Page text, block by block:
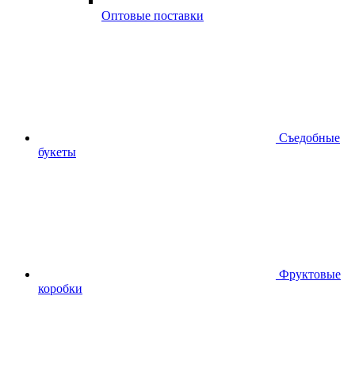
Оптовые поставки
Съедобные
букеты
Фруктовые
коробки